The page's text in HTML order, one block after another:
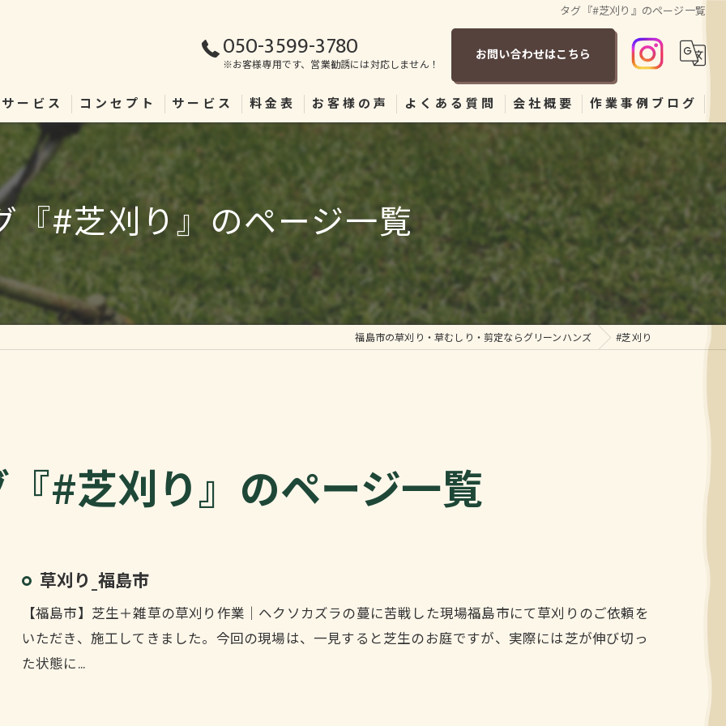
タグ『#芝刈り』のページ一覧
050-3599-3780
※お客様専用です、営業勧誘には対応しません！
お問い合わせはこちら
ービス コンセプト サービス 料金表 お客様の声 よくある質問 会社概要 作業事例ブログ
『#芝刈り』のページ一覧
福島市の草刈り・草むしり・剪定ならグリーンハンズ #芝刈り
#芝刈り』のページ一覧
草刈り_福島市
【福島市】芝生＋雑草の草刈り作業｜ヘクソカズラの蔓に苦戦した現場福島市にて草刈りのご依頼を
いただき、施工してきました。今回の現場は、一見すると芝生のお庭ですが、実際には芝が伸び切っ
た状態に…